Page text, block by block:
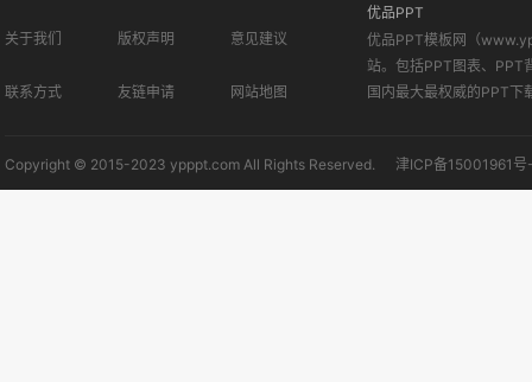
关于我们 版权声明 意见建议
联系方式 友链申请 网站地图
优品PPT
优品PPT模板网（
站。包括PPT图表、PPT
国内最大最权威的PPT下
Copyright © 2015-2023 ypppt.com All Rights Reserved. 津ICP备15001961号